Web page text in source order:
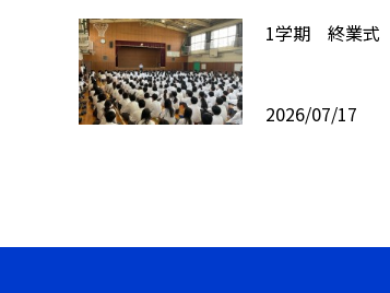
1学期 終業式
2026/07/17